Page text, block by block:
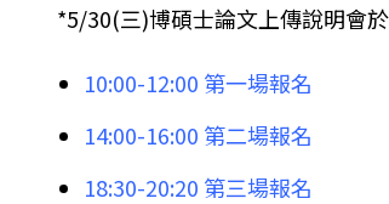
*5/30(三)博碩士論文上傳說明會
10:00-12:00 第一場報名
14:00-16:00 第二場報名
18:30-20:20 第三場報名